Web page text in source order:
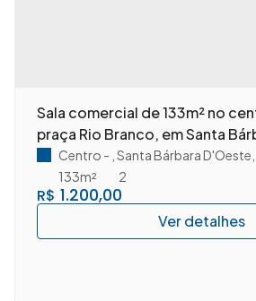
Sala comercial de 133m² no
praça Rio Branco, em Santa
D'Oeste/SP.
R$ 1.200,00
Centro Santa Bárbara D'Oeste
2
133m²